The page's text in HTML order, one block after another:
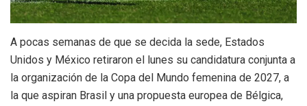
A pocas semanas de que se decida la sede, Estados
Unidos y México retiraron el lunes su candidatura conjunta a
la organización de la Copa del Mundo femenina de 2027, a
la que aspiran Brasil y una propuesta europea de Bélgica,